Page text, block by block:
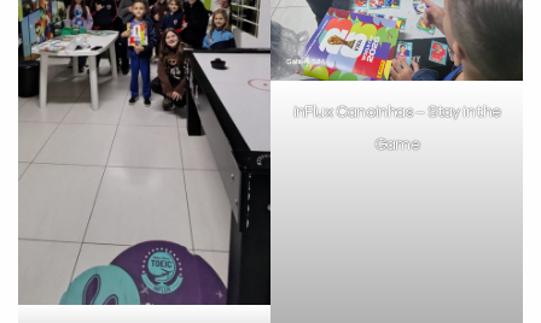
inFlux Canoinhas – Stay in the
Game
Preencha com seus dados abaixo e
já vamos te colocar em contato
com a